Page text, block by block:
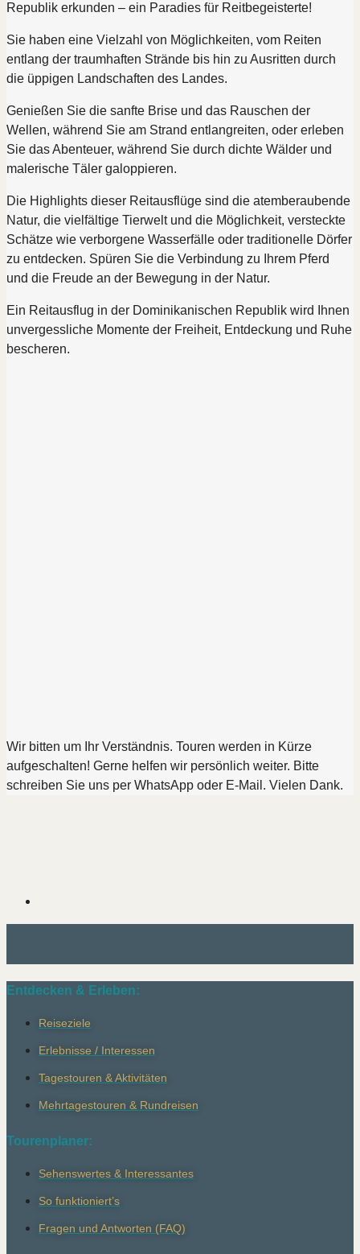
Republik erkunden – ein Paradies für Reitbegeisterte!
Sie haben eine Vielzahl von Möglichkeiten, vom Reiten
entlang der traumhaften Strände bis hin zu Ausritten durch
die üppigen Landschaften des Landes.
Genießen Sie die sanfte Brise und das Rauschen der
Wellen, während Sie am Strand entlangreiten, oder erleben
Sie das Abenteuer, während Sie durch dichte Wälder und
malerische Täler galoppieren.
Die Highlights dieser Reitausflüge sind die atemberaubende
Natur, die vielfältige Tierwelt und die Möglichkeit, versteckte
Schätze wie verborgene Wasserfälle oder traditionelle Dörfer
zu entdecken. Spüren Sie die Verbindung zu Ihrem Pferd
und die Freude an der Bewegung in der Natur.
Ein Reitausflug in der Dominikanischen Republik wird Ihnen
unvergessliche Momente der Freiheit, Entdeckung und Ruhe
bescheren.
Wir bitten um Ihr Verständnis. Touren werden in Kürze
aufgeschalten! Gerne helfen wir persönlich weiter. Bitte
schreiben Sie uns per WhatsApp oder E-Mail. Vielen Dank.
Entdecken & Erleben:
Reiseziele
Erlebnisse / Interessen
Tagestouren & Aktivitäten
Mehrtagestouren & Rundreisen
Tourenplaner:
Sehenswertes & Interessantes
So funktioniert’s
Fragen und Antworten (FAQ)